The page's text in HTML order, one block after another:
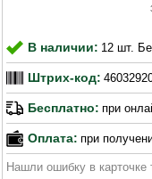
В наличии: 12 шт.
Штрих-код:
Бесплатно: при
Оплата: при
Нашли ошибку в карточке